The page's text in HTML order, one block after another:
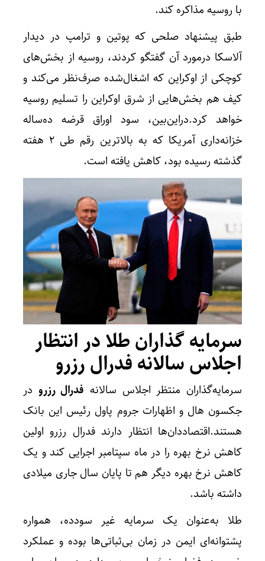
با روسیه مذاکره کند.
طبق پیشنهاد صلحی که پوتین و ترامپ در دیدار
آلاسکا درمورد آن گفتگو کردند، روسیه از بخش‌های
کوچکی از اوکراین که اشغال‌شده صرف‌نظر می‌کند و
کیف هم بخش‌هایی از شرق اوکراین را تسلیم روسیه
خواهد کرد.دراین‌بین، سود اوراق قرضه ده‌ساله
خزانه‌داری آمریکا که به بالاترین رقم طی ۲ هفته
گذشته رسیده بود، کاهش یافته است.
سرمایه گذاران طلا در انتظار
اجلاس سالانه فدرال رزرو
سرمایه‌گذاران منتظر اجلاس سالانه فدرال رزرو در
جکسون هال و اظهارات جروم پاول رئیس این بانک
هستند.اقتصاددان‌ها انتظار دارند فدرال رزرو اولین
کاهش نرخ بهره را در ماه سپتامبر اجرایی کند و یک
کاهش نرخ بهره دیگر هم تا پایان سال جاری میلادی
داشته باشد.
طلا به‌عنوان یک سرمایه غیر سودده، همواره
پشتوانه‌ای ایمن در زمان بی‌ثباتی‌ها بوده و عملکرد